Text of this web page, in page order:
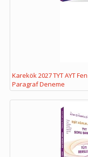
Karekök 2027 TYT AYT
Paragraf Deneme